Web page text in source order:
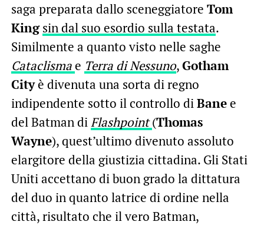
saga preparata dallo sceneggiatore Tom
King sin dal suo esordio sulla testata.
Similmente a quanto visto nelle saghe
Cataclismae Terra di Nessuno,Gotham
Cityè divenuta una sorta di regno
indipendente sotto il controllo diBanee
del Batman diFlashpoint (Thomas
Wayne), quest’ultimo divenuto assoluto
elargitore della giustizia cittadina. Gli Stati
Uniti accettano di buon grado la dittatura
del duo in quanto latrice di ordine nella
città, risultato che il vero Batman,